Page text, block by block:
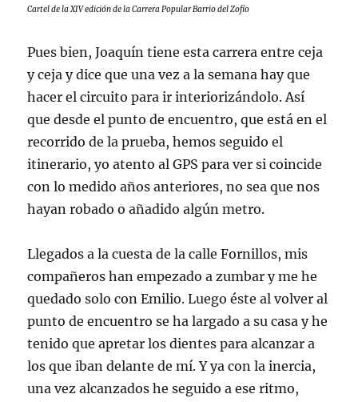
Cartel de la XIV edición de la Carrera Popular Barrio del Zofío
Pues bien, Joaquín tiene esta carrera entre ceja
y ceja y dice que una vez a la semana hay que
hacer el circuito para ir interiorizándolo. Así
que desde el punto de encuentro, que está en el
recorrido de la prueba, hemos seguido el
itinerario, yo atento al GPS para ver si coincide
con lo medido años anteriores, no sea que nos
hayan robado o añadido algún metro.
Llegados a la cuesta de la calle Fornillos, mis
compañeros han empezado a zumbar y me he
quedado solo con Emilio. Luego éste al volver al
punto de encuentro se ha largado a su casa y he
tenido que apretar los dientes para alcanzar a
los que iban delante de mí. Y ya con la inercia,
una vez alcanzados he seguido a ese ritmo,